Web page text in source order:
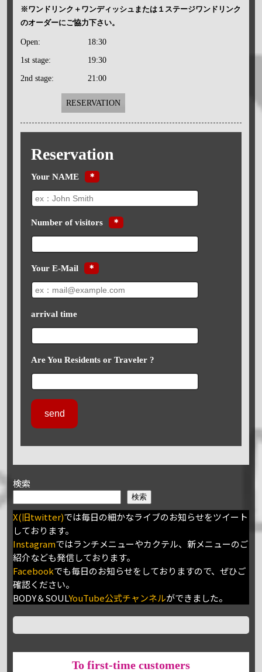
※ワンドリンク＋ワンディッシュまたは１ステージワンドリンク
のオーダーにご協力下さい。
Open: 18:30
1st stage: 19:30
2nd stage: 21:00
RESERVATION
Reservation
Your NAME ＊
Number of visitors ＊
Your E-Mail ＊
arrival time
Are You Residents or Traveler ?
検索
検索
X(旧twitter)では毎日の細かなライブのお知らせをツイート
しております。
Instagramではランチメニューやカクテル、新メニューのご
紹介なども発信しております。
Facebookでも毎日のお知らせをしておりますので、ぜひご
確認ください。
BODY＆SOULYouTube公式チャンネルができました。
To first-time customers